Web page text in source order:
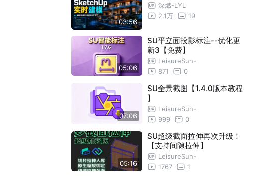
03:56
深燃-LYL
2.1万
19
05:06
SU平立面投影标注--优化更
新3【免费】
LeisureSun-
871
0
07:06
SU全景截图【1.4.0版本教程
】
LeisureSun-
999
0
05:16
SU超级截面拉伸再次升级！
【支持间隙拉伸】
LeisureSun-
1767
1